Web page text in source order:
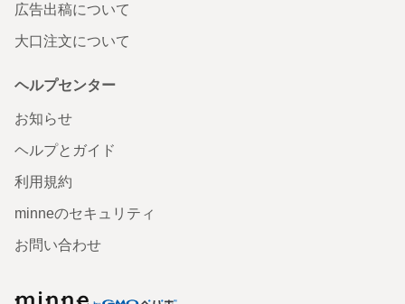
広告出稿について
大口注文について
ヘルプセンター
お知らせ
ヘルプとガイド
利用規約
minneのセキュリティ
お問い合わせ